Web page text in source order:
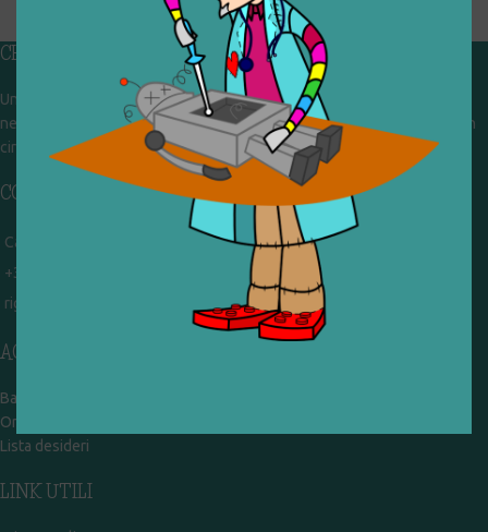
CHI SIAMO
Un gruppo di volontari che sognano di diventare un centro del riuso e
nel frattempo ricevono in dono giocattoli, li riparano e li reimmettono in
circolazione. Operiamo per un'economia civile, circolare e sostenibile.
CONTATTI
Campobasso - via Garibaldi 51
+39 328 767 9587
rigiocattolocb@gmail.com
ACCOUNT
Bacheca
Ordini
Lista desideri
LINK UTILI